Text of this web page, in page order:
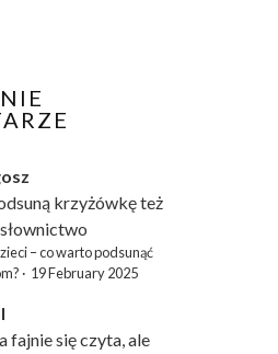
krzyżówkęteż
– co warto podsunąć
· 19 February 2025
fajnie się czyta, ale